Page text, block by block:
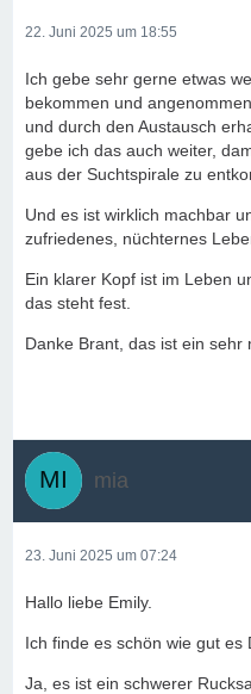
22. Juni 2025 um 18:55
Ich gebe sehr gerne etwas
bekommen und
und durch den Austausch
gebe ich das auch weiter,
aus der Suchtspirale zu
Und es ist wirklich machbar
zufriedenes, nüchternes
Ein klarer Kopf ist im Leben
das steht fest.
Danke Brant, das ist ein
mia
23. Juni 2025 um 07:24
Hallo liebe Emily.
Ich finde es schön wie gut es
Ja, es ist ein schwerer